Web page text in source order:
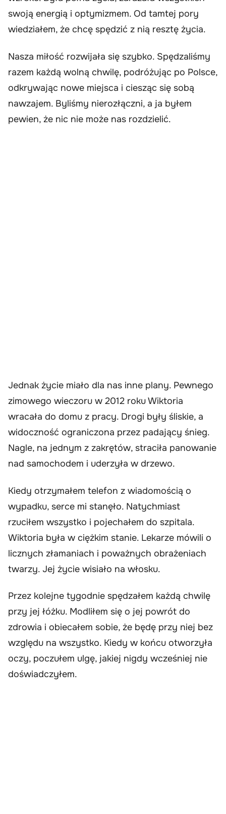
swoją energią i optymizmem. Od tamtej pory
wiedziałem, że chcę spędzić z nią resztę życia.
Nasza miłość rozwijała się szybko. Spędzaliśmy
razem każdą wolną chwilę, podróżując po Polsce,
odkrywając nowe miejsca i ciesząc się sobą
nawzajem. Byliśmy nierozłączni, a ja byłem
pewien, że nic nie może nas rozdzielić.
Jednak życie miało dla nas inne plany. Pewnego
zimowego wieczoru w 2012 roku Wiktoria
wracała do domu z pracy. Drogi były śliskie, a
widoczność ograniczona przez padający śnieg.
Nagle, na jednym z zakrętów, straciła panowanie
nad samochodem i uderzyła w drzewo.
Kiedy otrzymałem telefon z wiadomością o
wypadku, serce mi stanęło. Natychmiast
rzuciłem wszystko i pojechałem do szpitala.
Wiktoria była w ciężkim stanie. Lekarze mówili o
licznych złamaniach i poważnych obrażeniach
twarzy. Jej życie wisiało na włosku.
Przez kolejne tygodnie spędzałem każdą chwilę
przy jej łóżku. Modliłem się o jej powrót do
zdrowia i obiecałem sobie, że będę przy niej bez
względu na wszystko. Kiedy w końcu otworzyła
oczy, poczułem ulgę, jakiej nigdy wcześniej nie
doświadczyłem.